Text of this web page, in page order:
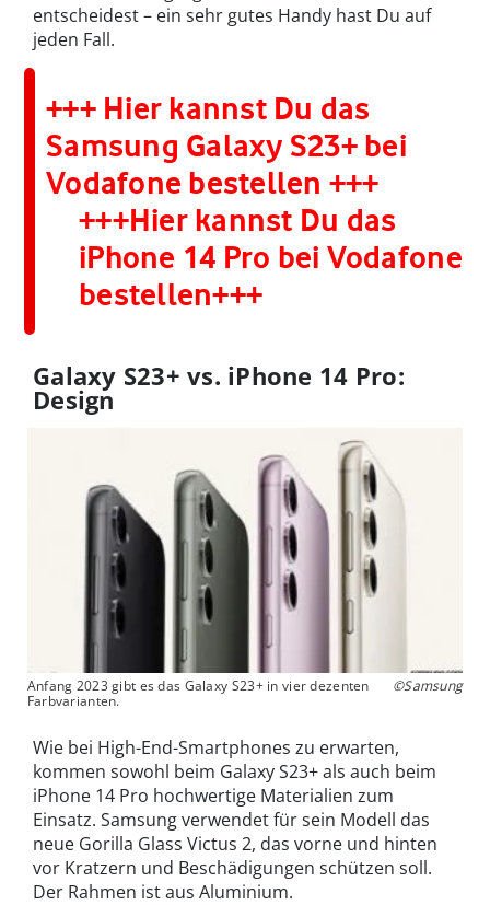
entscheidest – ein sehr gutes Handy hast Du auf
jeden Fall.
+++ Hier kannst Du das
Samsung Galaxy S23+ bei
Vodafone bestellen +++
+++Hier kannst Du das
iPhone 14 Pro bei Vodafone
bestellen+++
Galaxy S23+ vs. iPhone 14 Pro:
Design
Anfang 2023 gibt es das Galaxy S23+ in vier dezenten
Farbvarianten.
©Samsung
Wie bei High-End-Smartphones zu erwarten,
kommen sowohl beim Galaxy S23+ als auch beim
iPhone 14 Pro hochwertige Materialien zum
Einsatz. Samsung verwendet für sein Modell das
neue Gorilla Glass Victus 2, das vorne und hinten
vor Kratzern und Beschädigungen schützen soll.
Der Rahmen ist aus Aluminium.